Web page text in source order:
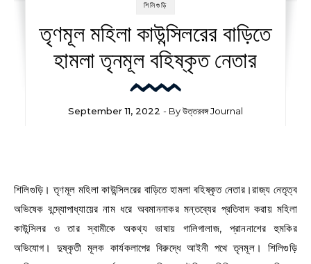
শিলিগুড়ি
তৃণমূল মহিলা কাউন্সিলরের বাড়িতে
হামলা তৃনমূল বহিষ্কৃত নেতার
September 11, 2022 - Byউত্তরবঙ্গ Journal
শিলিগুড়ি। তৃণমূল মহিলা কাউন্সিলরের বাড়িতে হামলা বহিষ্কৃত নেতার।রাজ্য নেতৃত্ব
অভিষেক বন্দ্যোপাধ্যায়ের নাম ধরে অবমাননাকর মন্তব্যের প্রতিবাদ করায় মহিলা
কাউন্সিলর ও তার স্বামীকে অকথ্য ভাষায় গালিগালাজ, প্রাননাশের হুমকির
অভিযোগ। দুষ্কৃতী মূলক কার্যকলাপের বিরুদ্ধে আইনী পথে তৃনমূল। শিলিগুড়ি